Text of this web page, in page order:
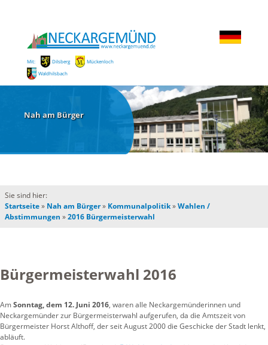
Mit: Dilsberg
Mückenloch
Waldhilsbach
Nah am Bürger
Sie sind hier:
Startseite» Nah am Bürger» Kommunalpolitik»Wahlen /
Abstimmungen »2016 Bürgermeisterwahl
Bürgermeisterwahl 2016
AmSonntag, dem 12. Juni 2016, waren alle Neckargemünderinnen und
Neckargemünder zur Bürgermeisterwahl aufgerufen, da die Amtszeit von
Bürgermeister Horst Althoff, der seit August 2000 die Geschicke der Stadt lenkt,
abläuft.